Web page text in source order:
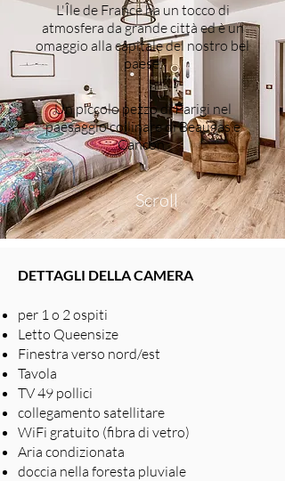
L'Île de France ha un tocco di
atmosfera da grande città ed è un
omaggio alla capitale del nostro bel
paese.
Un piccolo pezzo di Parigi nel
paesaggio collinare di Beaugas e
Cancon.
Scroll
DETTAGLI DELLA CAMERA
per 1 o 2 ospiti
Letto Queensize
Finestra verso nord/est
Tavola
TV 49 pollici
collegamento satellitare
WiFi gratuito (fibra di vetro)
Aria condizionata
doccia nella foresta pluviale